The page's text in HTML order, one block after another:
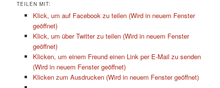
TEILEN MIT:
Klick, um auf Facebook zu teilen (Wird in neuem Fenster
geöffnet)
Klick, um über Twitter zu teilen (Wird in neuem Fenster
geöffnet)
Klicken, um einem Freund einen Link per E-Mail zu senden
(Wird in neuem Fenster geöffnet)
Klicken zum Ausdrucken (Wird in neuem Fenster geöffnet)